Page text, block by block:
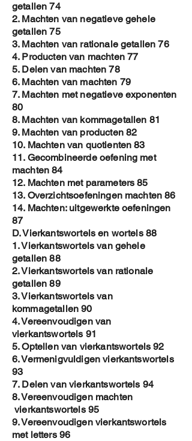
getallen 74
2. Machten van negatieve gehele
getallen 75
3. Machten van rationale getallen 76
4. Producten van machten 77
5. Delen van machten 78
6. Machten van machten 79
7. Machten met negatieve exponenten
80
8. Machten van kommagetallen 81
9. Machten van producten 82
10. Machten van quotienten 83
11. Gecombineerde oefening met
machten 84
12. Machten met parameters 85
13. Overzichtsoefeningen machten 86
14. Machten: uitgewerkte oefeningen
87
D. Vierkantswortels en wortels 88
1. Vierkantswortels van gehele
getallen 88
2. Vierkantswortels van rationale
getallen 89
3. Vierkantswortels van
kommagetallen 90
4. Vereenvoudigen van
vierkantswortels 91
5. Optellen van vierkantswortels 92
6. Vermenigvuldigen vierkantswortels
93
7. Delen van vierkantswortels 94
8. Vereenvoudigen machten
vierkantswortels 95
9. Vereenvoudigen vierkantswortels
met letters 96